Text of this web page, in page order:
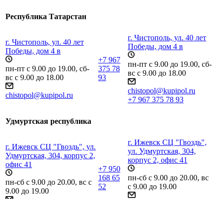
Республика Татарстан
г. Чистополь, ул. 40 лет
Победы, дом 4 в
пн-пт с 9.00 до 19.00, сб-
вс с 9.00 до 18.00
chistopol@kupipol.ru
+7 967
375 78
93
г. Чистополь, ул. 40 лет
Победы, дом 4 в
пн-пт с 9.00 до 19.00, сб-
вс с 9.00 до 18.00
chistopol@kupipol.ru
+7 967 375 78 93
Удмуртская республика
г. Ижевск СЦ "Гвоздь", ул.
Удмуртская, 304, корпус 2,
офис 41
пн-сб с 9.00 до 20.00, вс с
9.00 до 19.00
+7 950
168 65
52
г. Ижевск СЦ "Гвоздь",
ул. Удмуртская, 304,
корпус 2, офис 41
пн-сб с 9.00 до 20.00, вс
с 9.00 до 19.00